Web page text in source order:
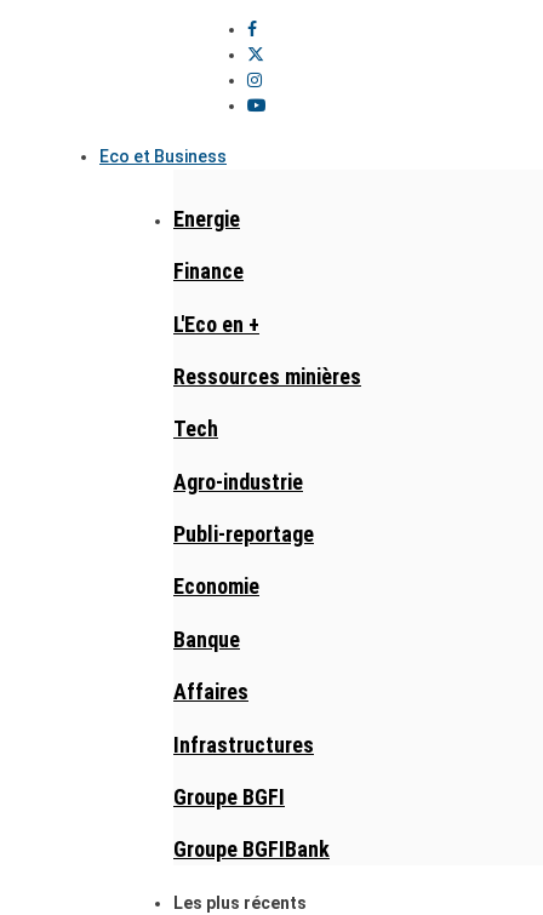
Eco et Business
Energie
Finance
L'Eco en +
Ressources minières
Tech
Agro-industrie
Publi-reportage
Economie
Banque
Affaires
Infrastructures
Groupe BGFI
Groupe BGFIBank
Les plus récents